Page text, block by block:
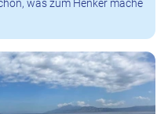
was zum Henker mache